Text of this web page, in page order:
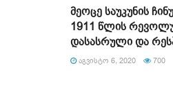
მეოცე საუკუნის
1911 წლის
დასასრული და
ᲐᲒᲕᲘᲡᲢᲝ 6, 2020 700